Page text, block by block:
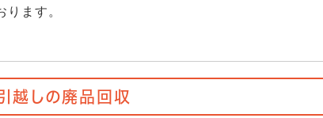
ます。
越しの廃品回収